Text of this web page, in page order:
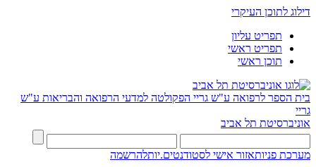
דילוג לתוכן העיקרי
תפריט עליון
תפריט ראשי
תוכן ראשי
בית הספר לרפואה ע"ש גריי הפקולטה למדעי הרפואה והבריאות ע"ש
גריי
אוניברסיטת תל אביב
מערכת פניותאזור אישי לסטודנטים.יותלהרשמה